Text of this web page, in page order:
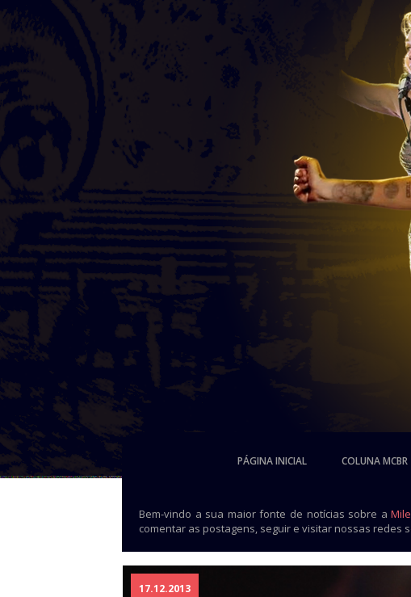
PÁGINA INICIAL COLUNA MCBR
Bem-vindo a sua maior fonte de notícias sobre a
comentar as postagens, seguir e visitar nossas redes
17.12.2013